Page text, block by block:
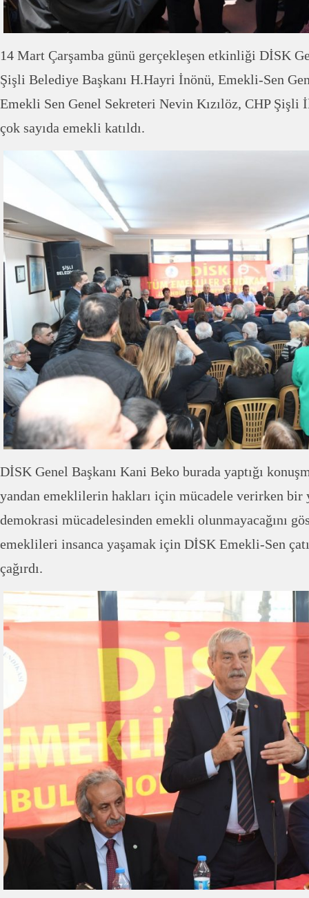
14 Mart Çarşamba günü gerçekleşen etkinliği DİSK
Şişli Belediye Başkanı H.Hayri İnönü, Emekli-Sen
Emekli Sen Genel Sekreteri Nevin Kızılöz, CHP Şişli
çok sayıda emekli katıldı.
DİSK Genel Başkanı Kani Beko burada yaptığı
yandan emeklilerin hakları için mücadele verirken bir
demokrasi mücadelesinden emekli olunmayacağını
emeklileri insanca yaşamak için DİSK Emekli-Sen
çağırdı.